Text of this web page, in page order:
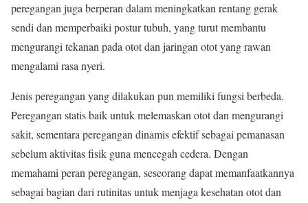
peregangan juga berperan dalam meningkatkan rentang gerak
sendi dan memperbaiki postur tubuh, yang turut membantu
mengurangi tekanan pada otot dan jaringan otot yang rawan
mengalami rasa nyeri.
Jenis peregangan yang dilakukan pun memiliki fungsi berbeda.
Peregangan statis baik untuk melemaskan otot dan mengurangi
sakit, sementara peregangan dinamis efektif sebagai pemanasan
sebelum aktivitas fisik guna mencegah cedera. Dengan
memahami peran peregangan, seseorang dapat memanfaatkannya
sebagai bagian dari rutinitas untuk menjaga kesehatan otot dan